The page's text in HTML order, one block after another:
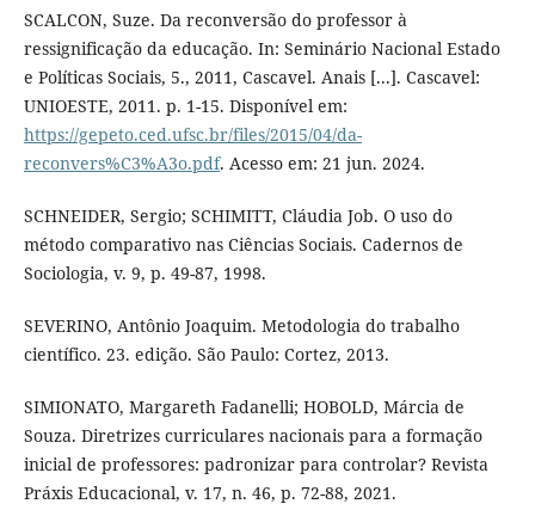
SCALCON, Suze. Da reconversão do professor à
ressignificação da educação. In: Seminário Nacional Estado
e Políticas Sociais, 5., 2011, Cascavel. Anais [...]. Cascavel:
UNIOESTE, 2011. p. 1-15. Disponível em:
https://gepeto.ced.ufsc.br/files/2015/04/da-
reconvers%C3%A3o.pdf. Acesso em: 21 jun. 2024.
SCHNEIDER, Sergio; SCHIMITT, Cláudia Job. O uso do
método comparativo nas Ciências Sociais. Cadernos de
Sociologia, v. 9, p. 49-87, 1998.
SEVERINO, Antônio Joaquim. Metodologia do trabalho
científico. 23. edição. São Paulo: Cortez, 2013.
SIMIONATO, Margareth Fadanelli; HOBOLD, Márcia de
Souza. Diretrizes curriculares nacionais para a formação
inicial de professores: padronizar para controlar? Revista
Práxis Educacional, v. 17, n. 46, p. 72-88, 2021.